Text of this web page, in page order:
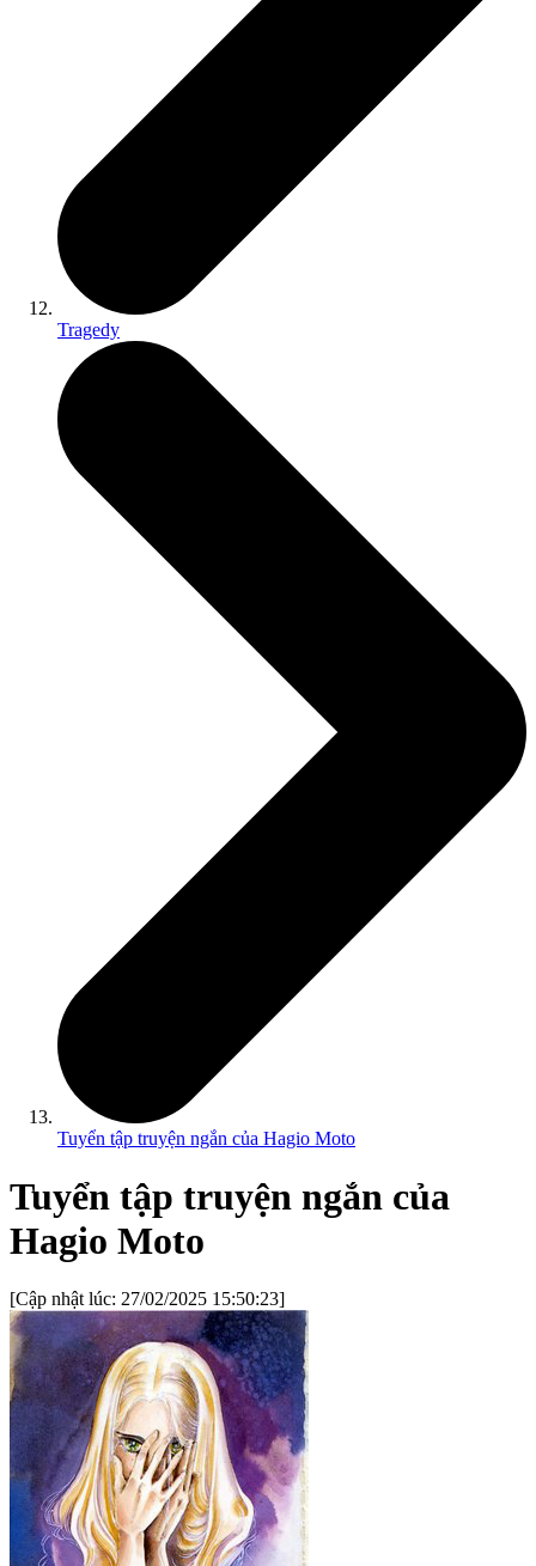
Tragedy
Tuyển tập truyện ngắn của Hagio Moto
Tuyển tập truyện ngắn của
Hagio Moto
[Cập nhật lúc: 27/02/2025 15:50:23]